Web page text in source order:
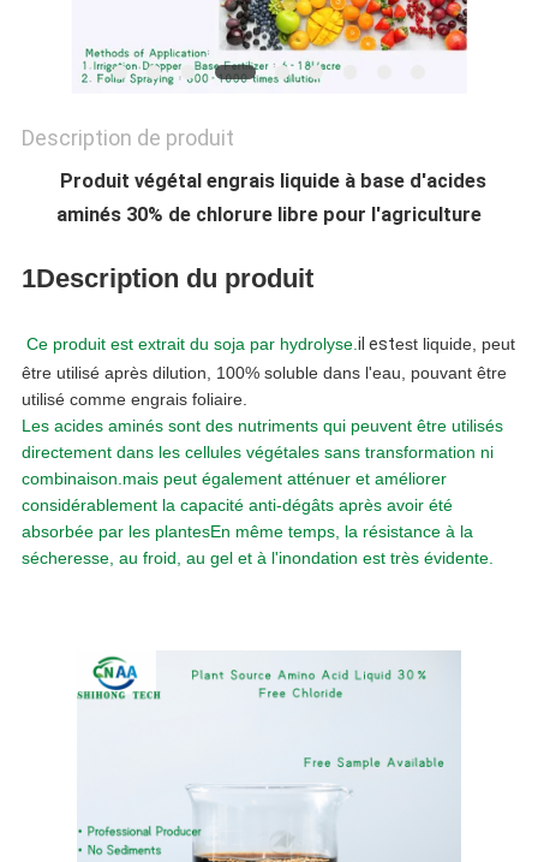
POLITIQUE
DE
CONFIDENTIALITÉ
Description de produit
Produit végétal engrais liquide à base d'acides
aminés 30% de chlorure libre pour l'agriculture
1Description du produit
Ce produit est extrait du soja par hydrolyse.il estest liquide, peut
être utilisé après dilution, 100% soluble dans l'eau, pouvant être
utilisé comme engrais foliaire.
Les acides aminés sont des nutriments qui peuvent être utilisés
directement dans les cellules végétales sans transformation ni
combinaison.mais peut également atténuer et améliorer
considérablement la capacité anti-dégâts après avoir été
absorbée par les plantesEn même temps, la résistance à la
sécheresse, au froid, au gel et à l'inondation est très évidente.